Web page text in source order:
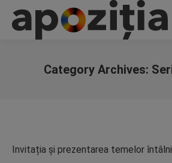
Category Archives:
Invitația și prezentarea temelor